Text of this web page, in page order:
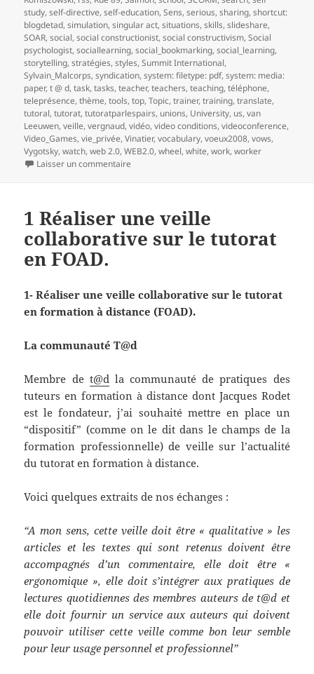
study,self-directive,self-education,Sens,serious,sharing,shortcut:
blogdetad,simulation,singular act,situations,skills,slideshare,
SOAR,social,social constructionist,social constructivism,Social
psychologist,sociallearning,social_bookmarking,social_learning,
storytelling,stratégies,styles,Summit International,
Sylvain_Malcorps,syndication,system: filetype: pdf,system: media:
paper,t @ d,task,tasks,teacher,teachers,teaching,téléphone,
teleprésence,thème,tools,top,Topic,trainer,training,translate,
tutoral,tutorat,tutoratparlespairs, unions, University, us,van
Leeuwen,veille,vergnaud,vidéo,video conditions,videoconference,
Video_Games,vie_privée,Vinatier,vocabulary,voeux2008,vows,
Vygotsky,watch,web 2.0,WEB2.0,wheel,white,work,worker
Laisser un commentaire
1 Réaliser une veille
collaborative sur le tutorat
en FOAD.
1- Réaliser une veille collaborative sur le tutorat
en formation à distance (FOAD).
La communauté T@d
Membre de t@dla communauté de pratiques des
tuteurs en formation à distance dont Jacques Rodet
est le fondateur, j’ai souhaité mettre en place un
“dispositif” (comme on le dit dans le champs de la
formation professionnelle) de veille sur l’actualité
du tutorat en formation à distance.
Voici quelques extraits de nos échanges :
“A mon sens, cette veille doit être « qualitative » les
articles et les textes qui sont retenus doivent être
accompagnés d’un commentaire, elle doit être «
ergonomique », elle doit s’intégrer aux pratiques de
lectures quotidiennes des membres auteurs de t@d et
elle doit fournir un service aux auteurs qui doivent
pouvoir utiliser cette veille comme bon leur semble
pour leur usage personnel et professionnel”